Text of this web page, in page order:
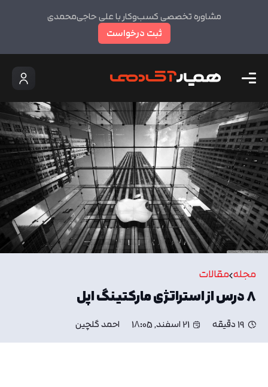
مشاوره تخصصی کسب‌وکار با علی حاجی‌محمدی
ثبت درخواست
مجله مقالات
۸ درس از استراتژی مارکتینگ اپل
19 دقیقه 21 اسفند, 18:05 احمد گلچین